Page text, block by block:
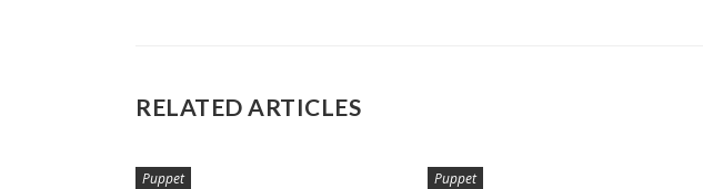
RELATED ARTICLES
Puppet Puppet